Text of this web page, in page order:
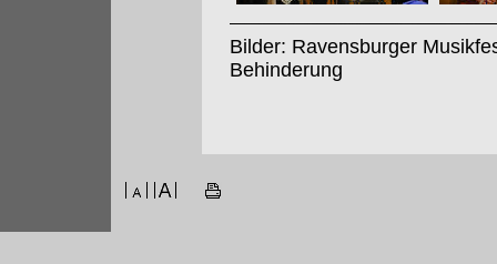
Bilder: Ravensburger
Behinderung